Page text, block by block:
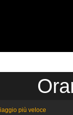
più veloce